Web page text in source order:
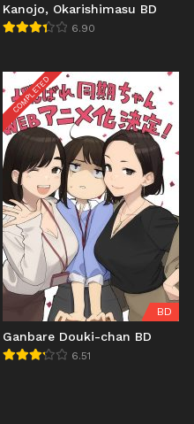
Kanojo, Okarishimasu BD
6.90
COMPLETED
BD
Ganbare Douki-chan BD
6.51